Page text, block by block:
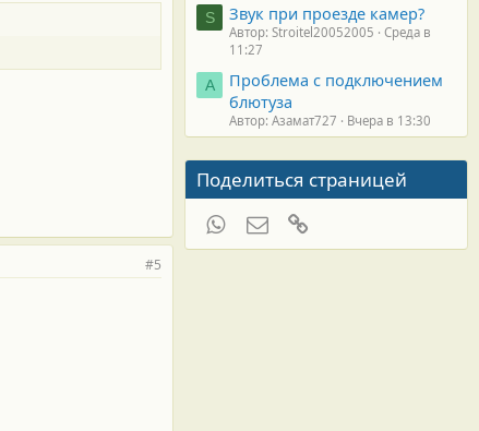
#5
S Звук при проезде камер?
Автор: Stroitel20052005
Среда в
11:27
А
Проблема с подключением
блютуза
Автор: Азамат727 Вчера в 13:30
Поделиться страницей
WhatsAppЭлектронная почта